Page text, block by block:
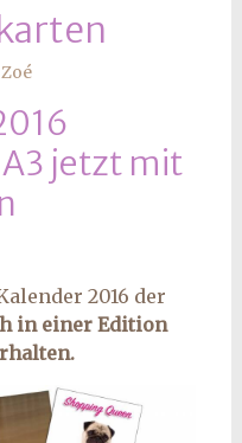
Zoé
jetzt mit
2016 der
in einer Edition